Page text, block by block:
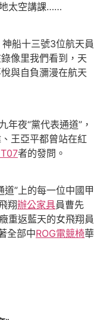
太空講課……
船十三號3位航天員
像里我們看到，天
與自負瀰漫在航天
夜“黨代表通道”，
王亞平都曾站在紅
者的發問。
”上的每一位中國甲
翔辦公家具員曹先
重返藍天的女飛翔員
全部中ROG電競椅華